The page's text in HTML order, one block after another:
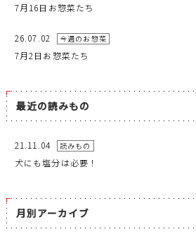
7月16日お惣菜たち
26.07.02 今週のお惣菜
7月2日お惣菜たち
最近の読みもの
21.11.04 読みもの
犬にも塩分は必要！
月別アーカイブ